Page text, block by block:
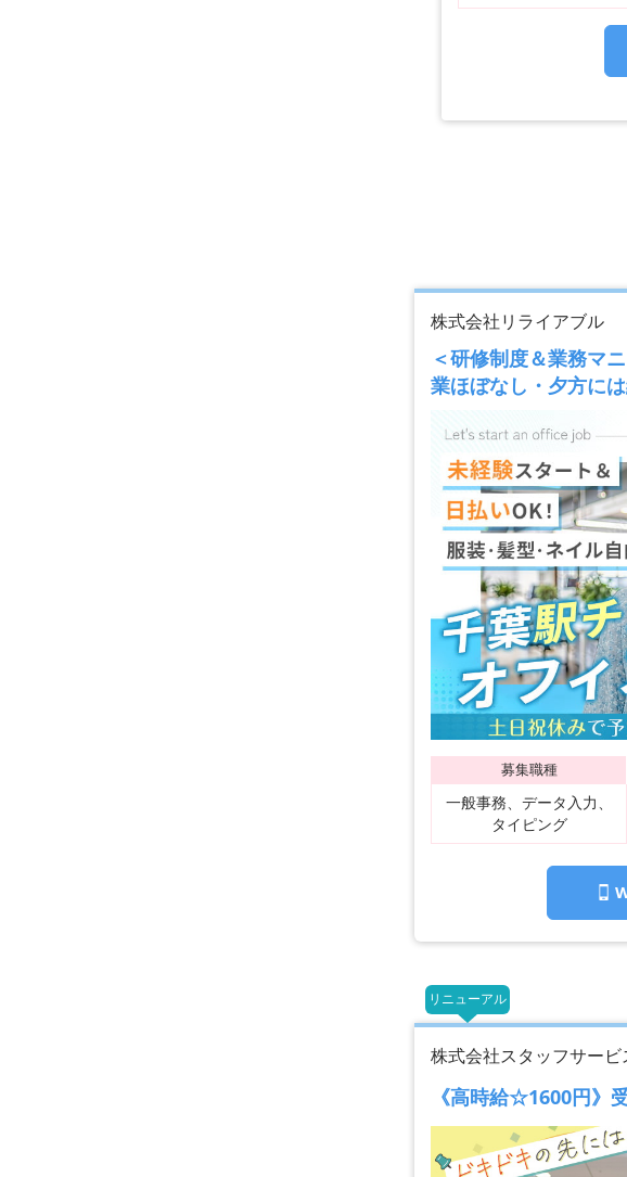
株式会社リライアブル
＜研修制度＆業務マ
業ほぼなし・夕方に
募集職種
一般事務、データ入力、
タイピング
リニューアル
株式会社スタッフサービ
《高時給☆1600円》